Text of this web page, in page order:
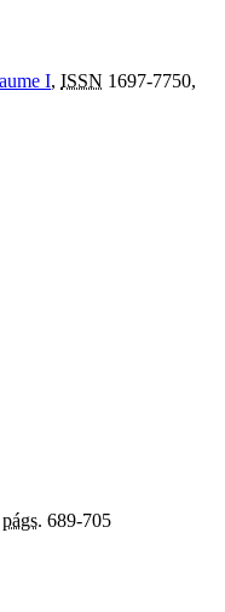
I, ISSN 1697-7750,
págs. 689-705